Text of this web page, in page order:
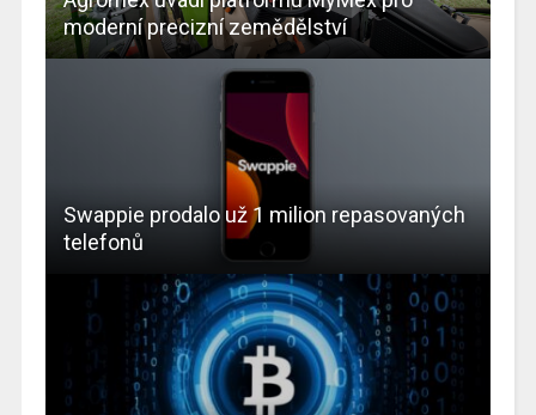
moderní precizní zemědělství
Swappie prodalo už 1 milion repasovaných
telefonů